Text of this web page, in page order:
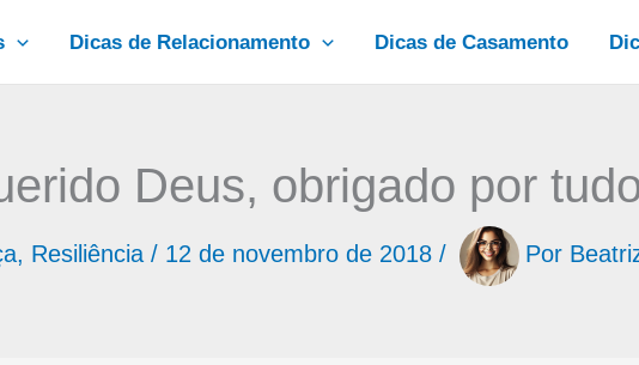
Dicas de Relacionamento Dicas de Casamento
Deus, obrigado por
, Resiliência / 12 de novembro de 2018 / Por